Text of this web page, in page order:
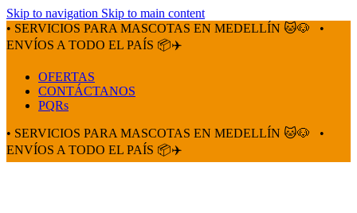
Skip to navigation Skip to main content
• SERVICIOS PARA MASCOTAS EN MEDELLÍN 🐱🐶
•
ENVÍOS A TODO EL PAÍS 📦✈️
OFERTAS
CONTÁCTANOS
PQRs
• SERVICIOS PARA MASCOTAS EN MEDELLÍN 🐱🐶
•
ENVÍOS A TODO EL PAÍS 📦✈️